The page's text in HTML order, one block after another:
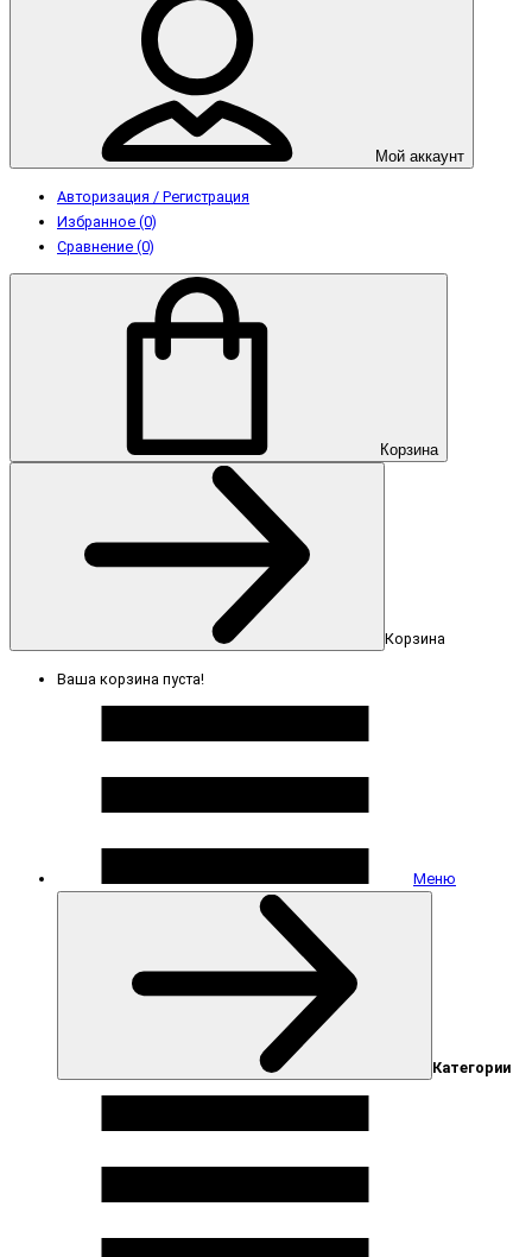
Мой аккаунт
Авторизация / Регистрация
Избранное (0)
Сравнение (0)
Корзина
Корзина
Ваша корзина пуста!
Меню
Категории